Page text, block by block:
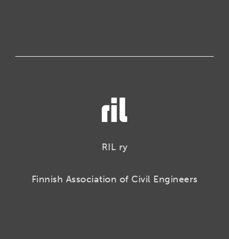
RIL ry
Finnish Association of Civil Engineers